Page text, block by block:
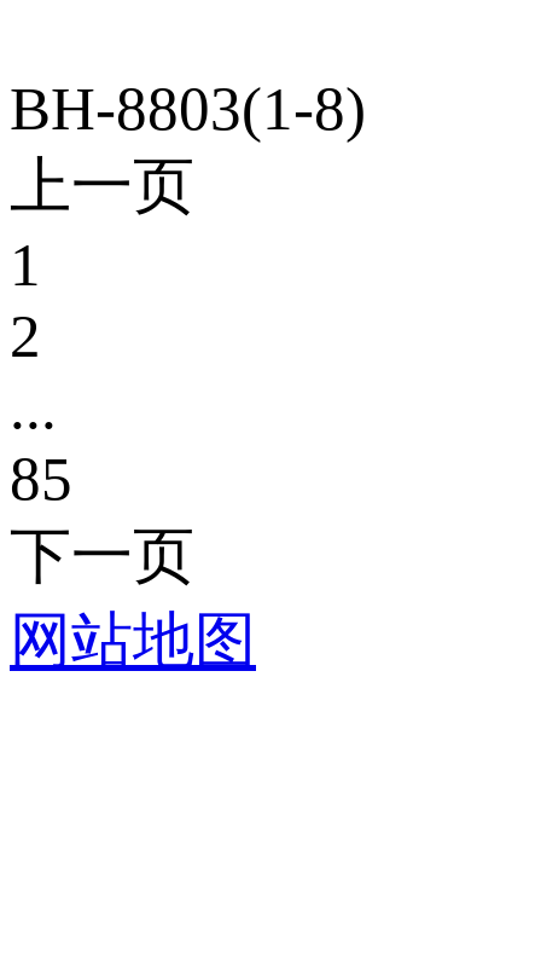
BH-8803(1-8)
上一页
1
2
...
85
下一页
网站地图